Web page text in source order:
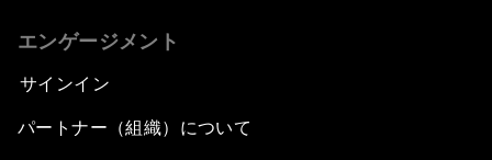
エンゲージメント
サインイン
パートナー（組織）について